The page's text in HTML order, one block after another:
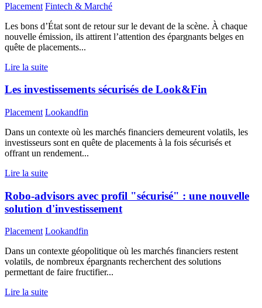
Placement Fintech & Marché
Les bons d’État sont de retour sur le devant de la scène. À chaque
nouvelle émission, ils attirent l’attention des épargnants belges en
quête de placements...
Lire la suite
Les investissements sécurisés de Look&Fin
Placement Lookandfin
Dans un contexte où les marchés financiers demeurent volatils, les
investisseurs sont en quête de placements à la fois sécurisés et
offrant un rendement...
Lire la suite
Robo-advisors avec profil "sécurisé" : une nouvelle
solution d'investissement
Placement Lookandfin
Dans un contexte géopolitique où les marchés financiers restent
volatils, de nombreux épargnants recherchent des solutions
permettant de faire fructifier...
Lire la suite